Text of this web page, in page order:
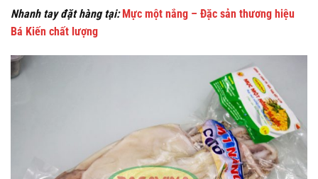
Nhanh tay đặt hàng tại: Mực một nắng – Đặc sản thương hiệu
Bá Kiến chất lượng